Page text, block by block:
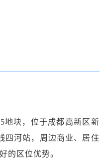
地块，位于成都高新区新
四河站，周边商业、居住
的区位优势。